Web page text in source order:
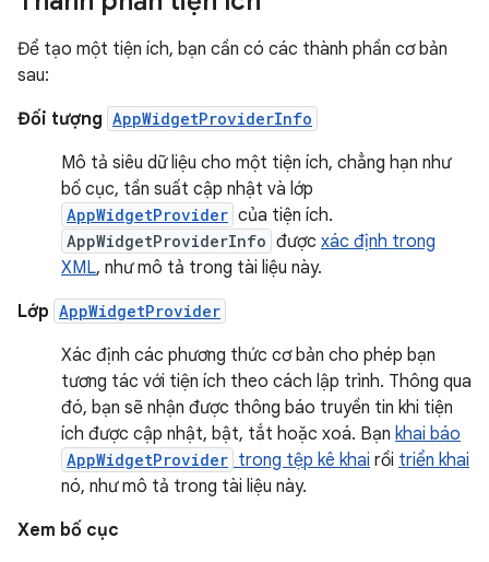
Để tạo một tiện ích, bạn cần có các thành phần cơ bản
sau:
Đối tượng AppWidgetProviderInfo
Mô tả siêu dữ liệu cho một tiện ích, chẳng hạn như
bố cục, tần suất cập nhật và lớp
AppWidgetProvider của tiện ích.
AppWidgetProviderInfo được xác định trong
XML, như mô tả trong tài liệu này.
Lớp AppWidgetProvider
Xác định các phương thức cơ bản cho phép bạn
tương tác với tiện ích theo cách lập trình. Thông qua
đó, bạn sẽ nhận được thông báo truyền tin khi tiện
ích được cập nhật, bật, tắt hoặc xoá. Bạn khai báo
AppWidgetProvider trong tệp kê khai rồi triển khai
nó, như mô tả trong tài liệu này.
Xem bố cục